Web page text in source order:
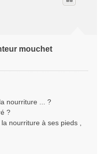
mouchet
nourriture ... ?
?
nourriture à ses pieds ,